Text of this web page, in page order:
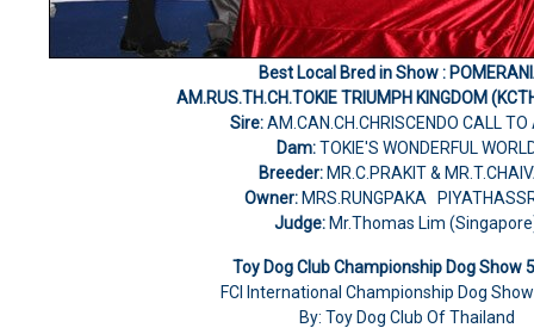
Best Local Bred in Show :
AM.RUS.TH.CH.TOKIE TRIUMPH KINGDOM
Sire:AM.CAN.CH.CHRISCENDO CALL
Dam:TOKIE'S WONDERFUL
Breeder:MR.C.PRAKIT &
Owner:MRS.RUNGPAKA
Judge:Mr.Thomas Lim
Toy Dog Club Championship Dog Show
FCI International Championship Dog
By: Toy Dog Club Of Thailand